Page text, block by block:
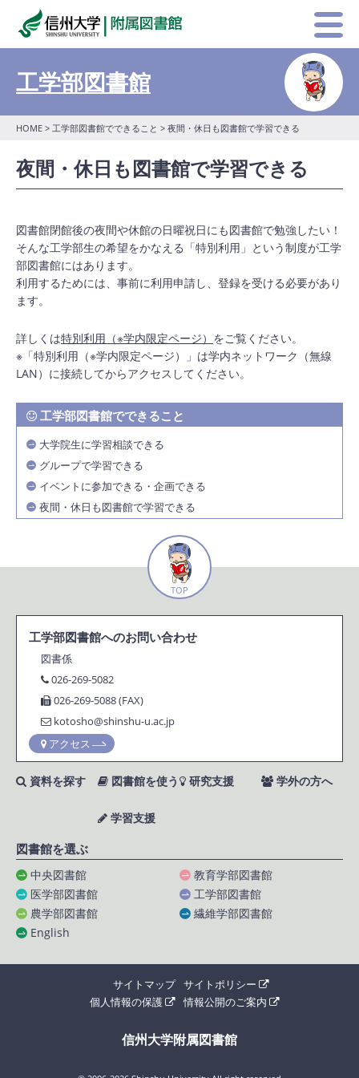
工学部図書館
HOME > 工学部図書館でできること > 夜間・休日も図書館で学習できる
夜間・休日も図書館で学習できる
図書館閉館後の夜間や休館の日曜祝日にも図書館で勉強したい！
そんな工学部生の希望をかなえる「特別利用」という制度が工学
部図書館にはあります。
利用するためには、事前に利用申請し、登録を受ける必要があり
ます。
詳しくは特別利用（※学内限定ページ） をご覧ください。
※「特別利用（※学内限定ページ）」は学内ネットワーク（無線
LAN）に接続してからアクセスしてください。
工学部図書館でできること
大学院生に学習相談できる
グループで学習できる
イベントに参加できる・企画できる
夜間・休日も図書館で学習できる
工学部図書館へのお問い合わせ
図書係
026-269-5082
026-269-5088 (FAX)
kotosho@shinshu-u.ac.jp
アクセス
資料を探す 図書館を使う
学習支援
研究支援 学外の方へ
図書館を選ぶ
中央図書館
教育学部図書館
医学部図書館
工学部図書館
農学部図書館
繊維学部図書館
English
TOP
サイトマップ サイトポリシー
個人情報の保護
情報公開のご案内
信州大学附属図書館